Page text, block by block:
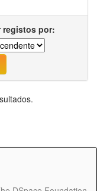
registos por: